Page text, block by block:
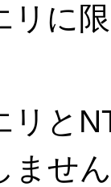
リに
リと
ませ